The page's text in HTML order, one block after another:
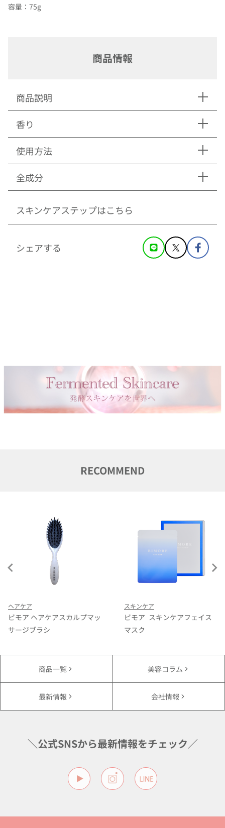
容量：75g
商品情報
商品説明
香り
使用方法
全成分
スキンケアステップはこちら
シェアする
RECOMMEND
ヘアケア
ビモア ヘアケアスカルプマッ
サージブラシ
スキンケア
ビモア スキンケアフェイス
マスク
商品一覧
最新情報
美容コラム
会社情報
＼公式SNSから最新情報をチェック／